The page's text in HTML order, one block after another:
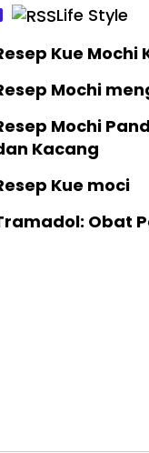
Life Style
Kue Mochi
Mochi
Mochi
Kacang
Kue moci
Obat